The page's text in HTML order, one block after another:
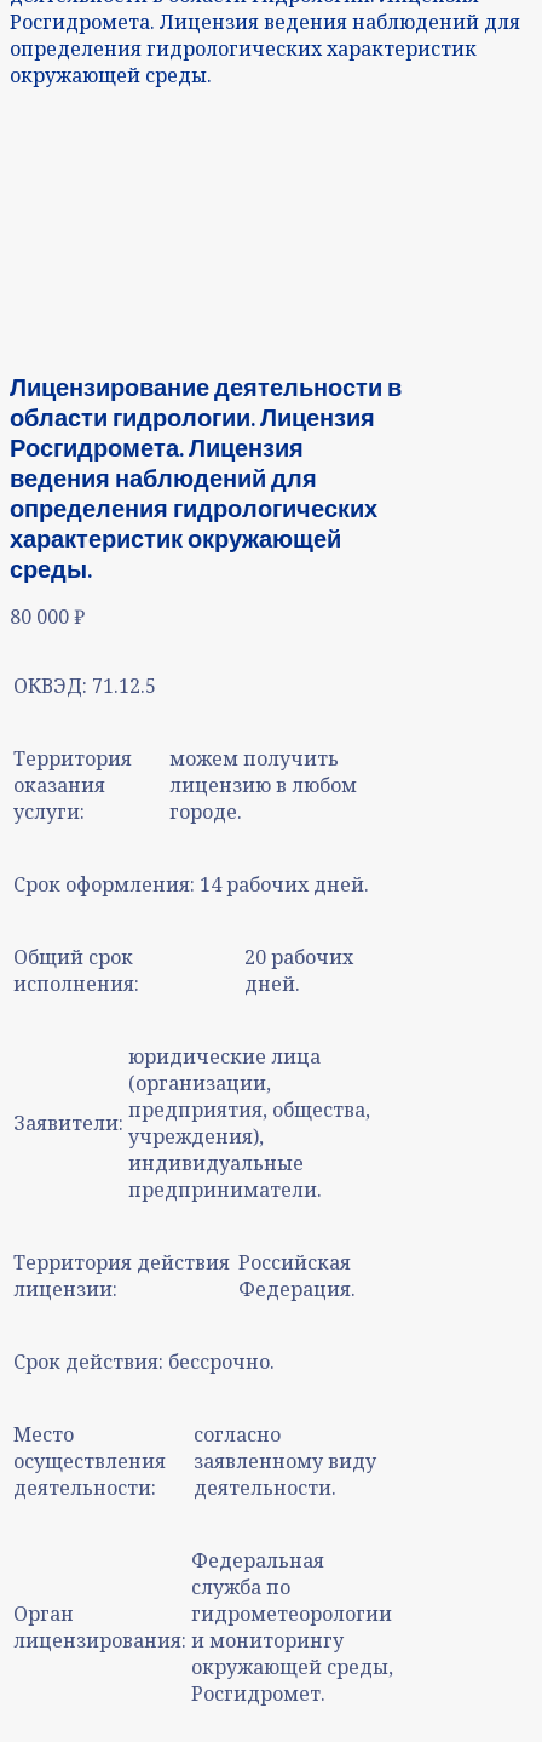
Росгидромета. Лицензия ведения наблюдений для
определения гидрологических характеристик
окружающей среды.
Лицензирование деятельности в
области гидрологии. Лицензия
Росгидромета. Лицензия
ведения наблюдений для
определения гидрологических
характеристик окружающей
среды.
80 000₽
ОКВЭД: 71.12.5
Территория
оказания
услуги:
можем получить
лицензию в любом
городе.
Срок оформления: 14 рабочих дней.
Общий срок
исполнения:
20 рабочих
дней.
Заявители:
юридические лица
(организации,
предприятия, общества,
учреждения),
индивидуальные
предприниматели.
Территория действия
лицензии:
Российская
Федерация.
Срок действия: бессрочно.
Место
осуществления
деятельности:
согласно
заявленному виду
деятельности.
Орган
лицензирования:
Федеральная
служба по
гидрометеорологии
и мониторингу
окружающей среды,
Росгидромет.